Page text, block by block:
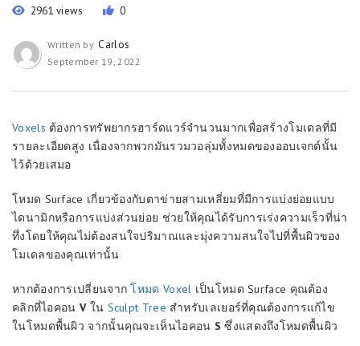
2961 views 0
Written by Carlos
September 19, 2022
Voxels ต้องการทรัพยากรฮาร์ดแวร์จำนวนมากเพื่อสร้างโมเดลที่มี
รายละเอียดสูง เนื่องจากพวกมันรวมวอลุ่มทั้งหมดของออบเจกต์นั้น
ไว้ด้วยเสมอ
โหมด Surface เกี่ยวข้องกับตาข่ายสามเหลี่ยมที่มีการแบ่งย่อยแบบ
ไดนามิกหรือการแบ่งส่วนย่อย ช่วยให้คุณได้รับการเร่งความเร็วที่น่า
ทึ่งโดยให้คุณไม่ต้องสนใจปริมาณและมุ่งความสนใจไปที่พื้นผิวของ
โมเดลของคุณเท่านั้น
หากต้องการเปลี่ยนจากโหมด Voxel เป็นโหมด Surface คุณต้อง
คลิกที่ไอคอน Vใน Sculpt Tree สำหรับเลเยอร์ที่คุณต้องการแก้ไข
ในโหมดพื้นผิว จากนั้นคุณจะเห็นไอคอน S ซึ่งแสดงถึงโหมดพื้นผิว